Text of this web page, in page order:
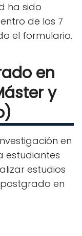
ha sido
de los 7
el formulario.
en
y
en
estudiantes
estudios
en